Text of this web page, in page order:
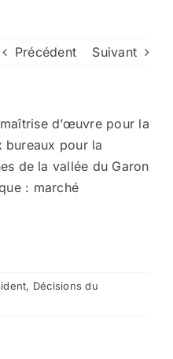
Précédent Suivant
d’œuvre pour la
bureaux pour la
de la vallée du Garon
: marché
, Décisions du